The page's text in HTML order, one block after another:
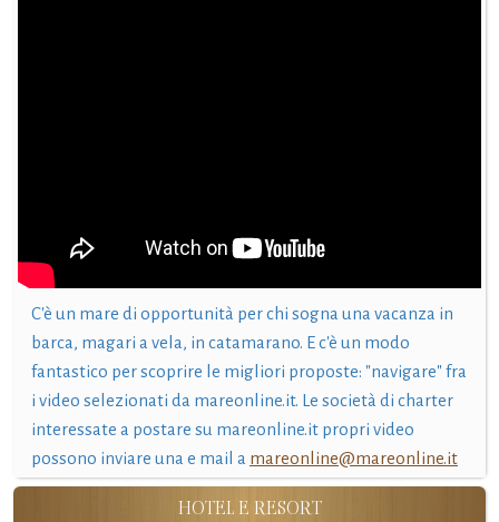
C'è un mare di opportunità per chi sogna una vacanza in
barca, magari a vela, in catamarano. E c'è un modo
fantastico per scoprire le migliori proposte: "navigare" fra
i video selezionati da mareonline.it. Le società di charter
interessate a postare su mareonline.it propri video
possono inviare una e mail a mareonline@mareonline.it
HOTEL E RESORT